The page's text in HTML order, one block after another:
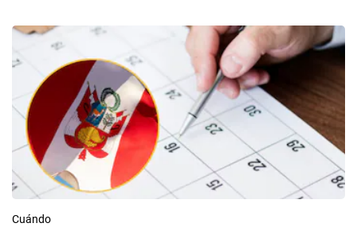
Cuándo